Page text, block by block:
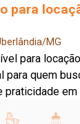
para
MG
para
para quem
praticidade em